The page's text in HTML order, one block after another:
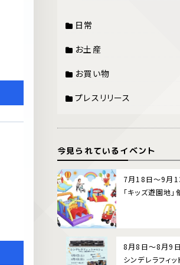
日常
お土産
お買い物
プレスリリース
今見られているイベント
7月18日～9月
「キッズ遊園地」
8月8日～8月9日
シンデレラフィ